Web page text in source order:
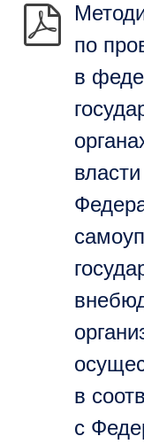
по
в
в
с